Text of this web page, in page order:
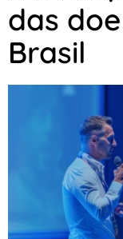
das
Brasil